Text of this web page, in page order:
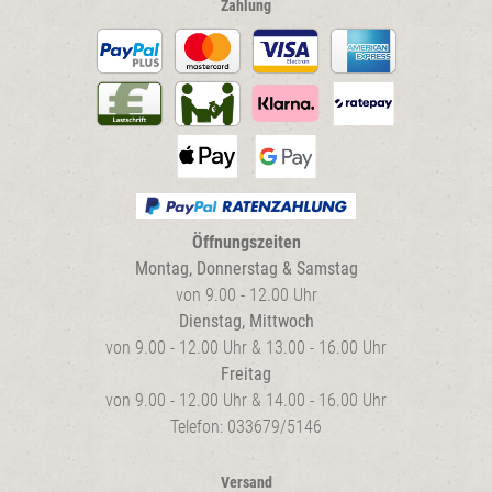
Zahlung
Öffnungszeiten
Montag, Donnerstag & Samstag
von 9.00 - 12.00 Uhr
Dienstag, Mittwoch
von 9.00 - 12.00 Uhr & 13.00 - 16.00 Uhr
Freitag
von 9.00 - 12.00 Uhr & 14.00 - 16.00 Uhr
Telefon: 033679/5146
Versand